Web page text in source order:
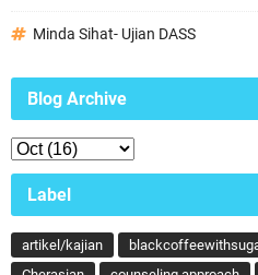
Minda Sihat- Ujian DASS
Blog Archive
Label
artikel/kajian